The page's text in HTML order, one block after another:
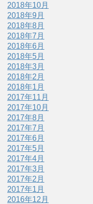
2018年10月
2018年9月
2018年8月
2018年7月
2018年6月
2018年5月
2018年3月
2018年2月
2018年1月
2017年11月
2017年10月
2017年8月
2017年7月
2017年6月
2017年5月
2017年4月
2017年3月
2017年2月
2017年1月
2016年12月